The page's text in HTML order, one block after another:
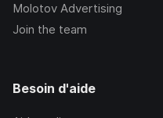
Molotov Advertising
Join the team
Besoin d'aide